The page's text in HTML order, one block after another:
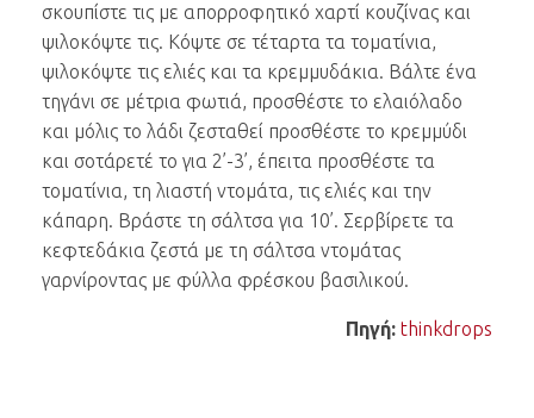
σκουπίστε τις με απορροφητικό χαρτί κουζίνας και
ψιλοκόψτε τις. Κόψτε σε τέταρτα τα τοματίνια,
ψιλοκόψτε τις ελιές και τα κρεμμυδάκια. Βάλτε ένα
τηγάνι σε μέτρια φωτιά, προσθέστε το ελαιόλαδο
και μόλις το λάδι ζεσταθεί προσθέστε το κρεμμύδι
και σοτάρετέ το για 2’-3’, έπειτα προσθέστε τα
τοματίνια, τη λιαστή ντομάτα, τις ελιές και την
κάπαρη. Βράστε τη σάλτσα για 10’. Σερβίρετε τα
κεφτεδάκια ζεστά με τη σάλτσα ντομάτας
γαρνίροντας με φύλλα φρέσκου βασιλικού.
Πηγή: thinkdrops